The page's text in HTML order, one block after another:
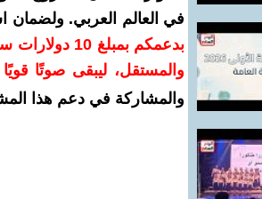
في العالم العربي. ولضمان
بدعمكم
والمستقل، ليبقى صوتًا
والمشاركة في دعم هذا